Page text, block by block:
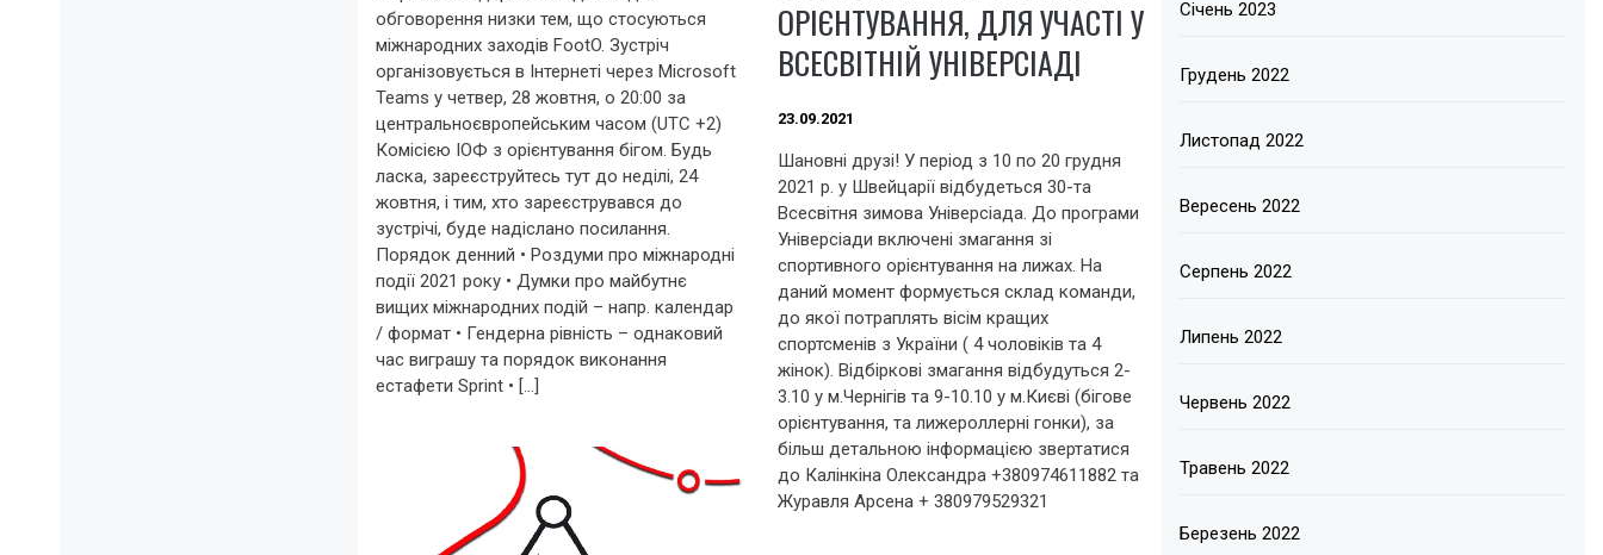
обговорення низки тем, що стосуються
міжнародних заходів FootO. Зустріч
організовується в Інтернеті через Microsoft
Teams у четвер, 28 жовтня, о 20:00 за
центральноєвропейським часом (UTC +2)
Комісією ІОФ з орієнтування бігом. Будь
ласка, зареєструйтесь тут до неділі, 24
жовтня, і тим, хто зареєструвався до
зустрічі, буде надіслано посилання.
Порядок денний • Роздуми про міжнародні
події 2021 року • Думки про майбутнє
вищих міжнародних подій – напр. календар
/ формат • Гендерна рівність – однаковий
час виграшу та порядок виконання
естафети Sprint • […]
ОРІЄНТУВАННЯ, ДЛЯ УЧАСТІ У
ВСЕСВІТНІЙ УНІВЕРСІАДІ
23.09.2021
Шановні друзі! У період з 10 по 20 грудня
2021 р. у Швейцарії відбудеться 30-та
Всесвітня зимова Універсіада. До програми
Універсіади включені змагання зі
спортивного орієнтування на лижах. На
даний момент формується склад команди,
до якої потраплять вісім кращих
спортсменів з України ( 4 чоловіків та 4
жінок). Відбіркові змагання відбудуться 2-
3.10 у м.Чернігів та 9-10.10 у м.Києві (бігове
орієнтування, та лижероллерні гонки), за
більш детальною інформацією звертатися
до Калінкіна Олександра +380974611882 та
Журавля Арсена + 380979529321
Січень 2023
Грудень 2022
Листопад 2022
Вересень 2022
Серпень 2022
Липень 2022
Червень 2022
Травень 2022
Березень 2022